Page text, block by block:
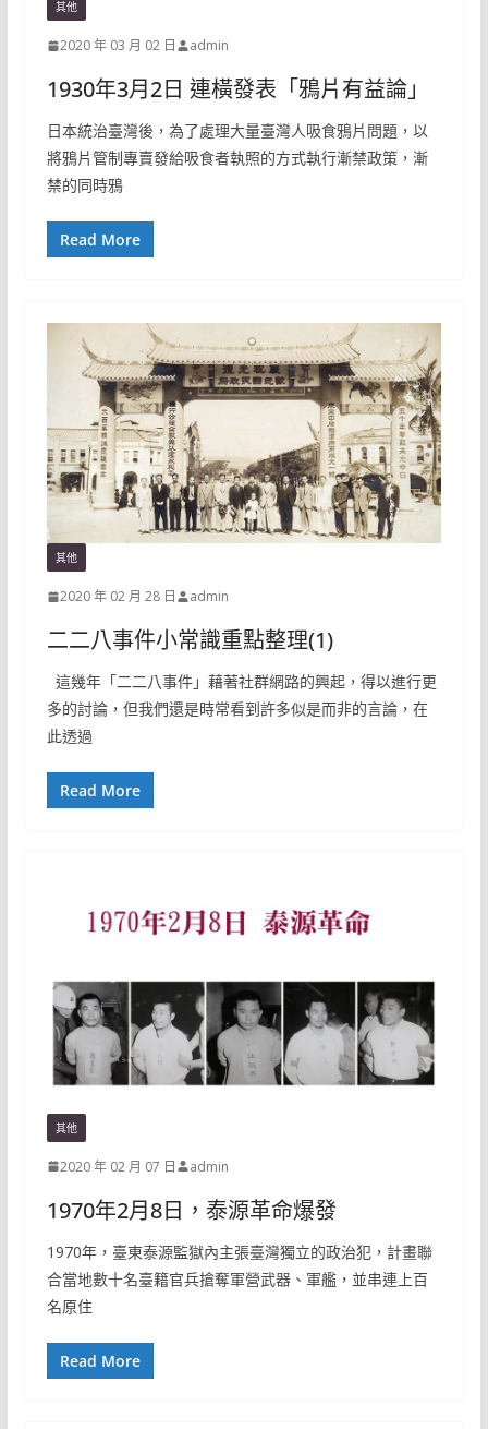
其他
2020 年 03 月 02 日 admin
1930年3月2日 連橫發表「鴉片有益論」
日本統治臺灣後，為了處理大量臺灣人吸食鴉片問題，以
將鴉片管制專賣發給吸食者執照的方式執行漸禁政策，漸
禁的同時鴉
Read More
其他
2020 年 02 月 28 日 admin
二二八事件小常識重點整理(1)
這幾年「二二八事件」藉著社群網路的興起，得以進行更
多的討論，但我們還是時常看到許多似是而非的言論，在
此透過
Read More
其他
2020 年 02 月 07 日 admin
1970年2月8日，泰源革命爆發
1970年，臺東泰源監獄內主張臺灣獨立的政治犯，計畫聯
合當地數十名臺籍官兵搶奪軍營武器、軍艦，並串連上百
名原住
Read More